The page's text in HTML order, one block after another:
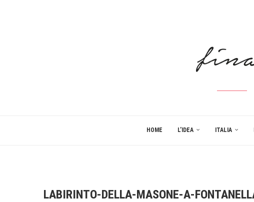
HOME L’IDEA ITALIA
LABIRINTO-DELLA-MASONE-A-